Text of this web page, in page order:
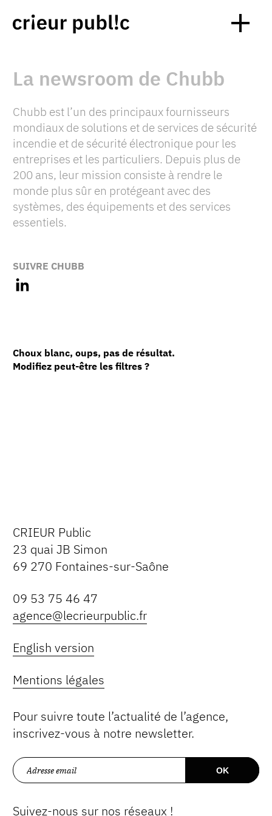
La newsroom de Chubb
Chubb est l’un des principaux fournisseurs
mondiaux de solutions et de services de sécurité
incendie et de sécurité électronique pour les
entreprises et les particuliers. Depuis plus de
200 ans, leur mission consiste à rendre le
monde plus sûr en protégeant avec des
systèmes, des équipements et des services
essentiels.
SUIVRE CHUBB
Choux blanc, oups, pas de résultat.
Modifiez peut-être les filtres ?
CRIEUR Public
23 quai JB Simon
69 270 Fontaines-sur-Saône
09 53 75 46 47
agence@lecrieurpublic.fr
English version
Mentions légales
Pour suivre toute l’actualité de l’agence,
inscrivez-vous à notre newsletter.
Suivez-nous sur nos réseaux !